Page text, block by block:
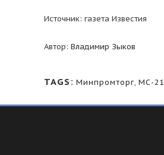
Источник: газета Известия
Автор: Владимир Зыков
TAGS: Минпромторг, МС-21